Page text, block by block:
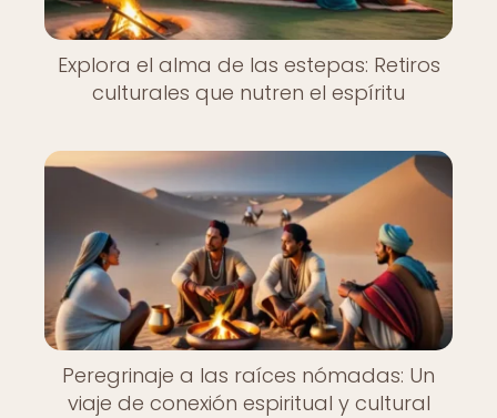
Explora el alma de las estepas: Retiros
culturales que nutren el espíritu
Peregrinaje a las raíces nómadas: Un
viaje de conexión espiritual y cultural